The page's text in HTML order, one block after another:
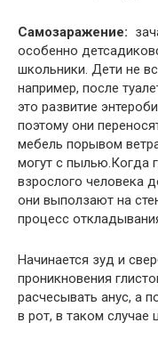
Самозаражение:
особенно
школьники. Дети не
например, после
это развитие
поэтому они
мебель порывом
могут с пылью.Когда
взрослого человека
они выползают на
процесс
Начинается зуд и
проникновения
расчесывать анус, а
в рот, в таком случае